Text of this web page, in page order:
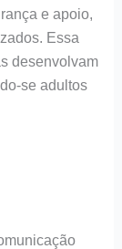
e apoio,
Essa
desenvolvam
se adultos